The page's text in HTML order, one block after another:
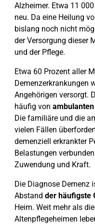
Alzheimer. Etwa 11
neu. Da eine Heilung
bislang noch nicht
der Versorgung dieser
und der Pflege.
Etwa 60 Prozent aller
Demenzerkrankungen
Angehörigen versorgt.
häufig von
Die familiäre und die
vielen Fällen
demenziell erkrankter
Belastungen
Zuwendung und Kraft.
Die Diagnose Demenz
Abstand der häufigste
Heim. Weit mehr als
Altenpflegeheimen